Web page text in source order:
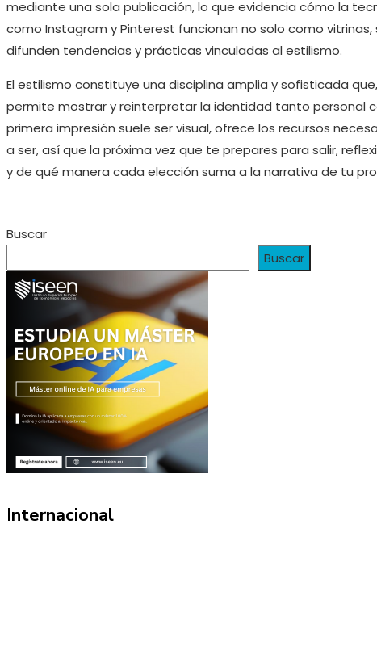
mediante una sola publicación, lo que evidencia cómo la
como Instagram y Pinterest funcionan no solo como
difunden tendencias y prácticas vinculadas al estilismo.
El estilismo constituye una disciplina amplia y sofisticada
permite mostrar y reinterpretar la identidad tanto personal
primera impresión suele ser visual, ofrece los recursos
a ser, así que la próxima vez que te prepares para salir,
y de qué manera cada elección suma a la narrativa de tu
Buscar
Buscar
Internacional